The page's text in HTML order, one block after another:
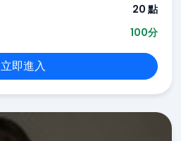
20 點
100分
立即進入